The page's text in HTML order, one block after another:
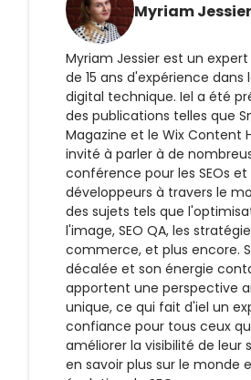
Myriam Jessier
Myriam Jessier est un expert
de 15 ans d'expérience dans
digital technique. Iel a été
des publications telles que
Magazine et le Wix Content
invité à parler à de
conférence pour les SEOs et
développeurs à travers le
des sujets tels que
l'image, SEO QA, les
commerce, et plus encore.
décalée et son énergie
apportent une perspective
unique, ce qui fait d'iel un
confiance pour tous ceux
améliorer la visibilité de leur
en savoir plus sur le monde